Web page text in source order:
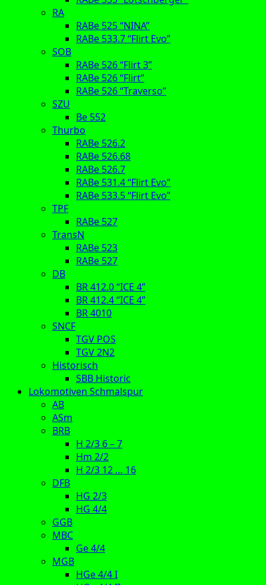
RA
RABe 525 “NINA”
RABe 533.7 “Flirt Evo”
SOB
RABe 526 “Flirt 3”
RABe 526 “Flirt”
RABe 526 “Traverso”
SZU
Be 552
Thurbo
RABe 526.2
RABe 526.68
RABe 526.7
RABe 531.4 “Flirt Evo”
RABe 533.5 “Flirt Evo”
TPF
RABe 527
TransN
RABe 523
RABe 527
DB
BR 412.0 “ICE 4”
BR 412.4 “ICE 4”
BR 4010
SNCF
TGV POS
TGV 2N2
Historisch
SBB Historic
Lokomotiven Schmalspur
AB
ASm
BRB
H 2/3 6 – 7
Hm 2/2
H 2/3 12 … 16
DFB
HG 2/3
HG 4/4
GGB
MBC
Ge 4/4
MGB
HGe 4/4 I